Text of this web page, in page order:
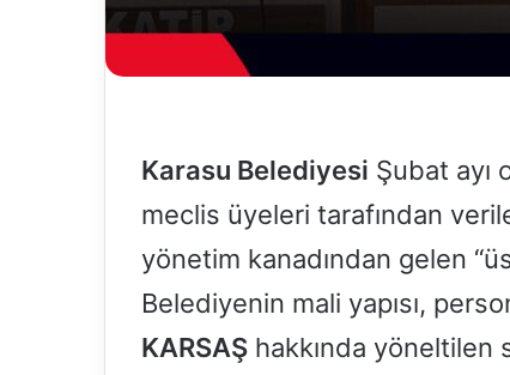
Karasu Belediyesi Şubat ayı
meclis üyeleri tarafından
yönetim kanadından gelen
Belediyenin mali yapısı,
KARSAŞ hakkında yöneltilen